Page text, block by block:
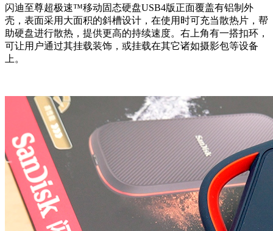
闪迪至尊超极速™移动固态硬盘USB4版正面覆盖有铝制外
壳，表面采用大面积的斜槽设计，在使用时可充当散热片，帮
助硬盘进行散热，提供更高的持续速度。右上角有一搭扣环，
可让用户通过其挂载装饰，或挂载在其它诸如摄影包等设备
上。